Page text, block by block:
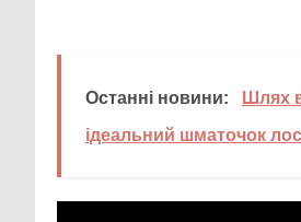
Останні новини:
Шлях
ідеальний шматочок